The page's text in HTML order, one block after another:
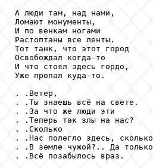
А люди там, над нами,
Ломают монументы,
И по венкам ногами
Растоптаны все ленты.
Тот танк, что этот город
Освобождал когда-то
И что стоял здесь гордо,
Уже пропал куда-то.
. .Ветер,
. .Ты знаешь всё на свете.
. .За что же люди эти
. .Теперь так злы на нас?
. .Сколько
. .Нас полегло здесь, сколько
. .В земле чужой?.. Да только
. .Всё позабылось враз.